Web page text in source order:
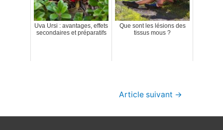
Uva Ursi : avantages, effets
secondaires et préparatifs
Que sont les lésions des
tissus mous ?
Article suivant →